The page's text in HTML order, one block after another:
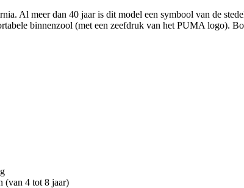
Al meer dan 40 jaar is dit model een symbool van de
binnenzool (met een zeefdruk van het PUMA logo).
(van 4 tot 8 jaar)